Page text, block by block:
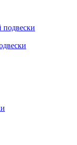
подвески